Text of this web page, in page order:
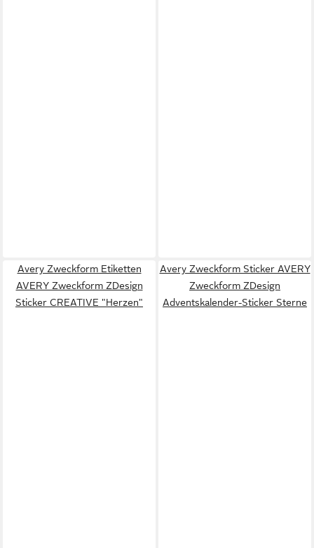
Avery Zweckform Etiketten
AVERY Zweckform ZDesign
Sticker CREATIVE "Herzen"
Avery Zweckform Sticker AVERY
Zweckform ZDesign
Adventskalender-Sticker Sterne